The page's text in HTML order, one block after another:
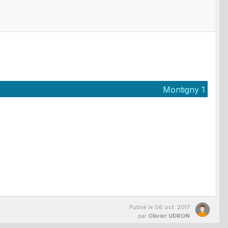
Montigny 1
Publié le 06 oct. 2017
par Olivier UDRON